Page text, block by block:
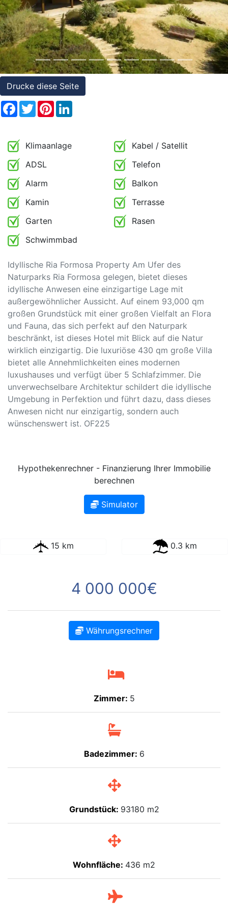
Referenzen
Immobilien
und
Steuerrecht
Drucke diese Seite
Facebook
TwitterPinterest
Klimaanlage
Kabel / Satellit
ADSL
Telefon
Alarm
Balkon
Kamin
Terrasse
Garten
Rasen
Schwimmbad
Idyllische Ria Formosa Property Am Ufer des
Naturparks Ria Formosa gelegen, bietet dieses
idyllische Anwesen eine einzigartige Lage mit
außergewöhnlicher Aussicht. Auf einem 93,000 qm
großen Grundstück mit einer großen Vielfalt an Flora
und Fauna, das sich perfekt auf den Naturpark
beschränkt, ist dieses Hotel mit Blick auf die Natur
wirklich einzigartig. Die luxuriöse 430 qm große Villa
bietet alle Annehmlichkeiten eines modernen
luxushauses und verfügt über 5 Schlafzimmer. Die
unverwechselbare Architektur schildert die idyllische
Umgebung in Perfektion und führt dazu, dass dieses
Anwesen nicht nur einzigartig, sondern auch
wünschenswert ist. OF225
Hypothekenrechner - Finanzierung Ihrer Immobilie
berechnen
Simulator
15 km 0.3 km
4 000 000€
Währungsrechner
Zimmer: 5
Badezimmer: 6
Grundstück: 93180 m2
Wohnfläche: 436 m2